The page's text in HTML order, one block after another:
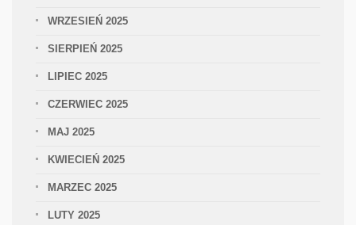
WRZESIEŃ 2025
SIERPIEŃ 2025
LIPIEC 2025
CZERWIEC 2025
MAJ 2025
KWIECIEŃ 2025
MARZEC 2025
LUTY 2025